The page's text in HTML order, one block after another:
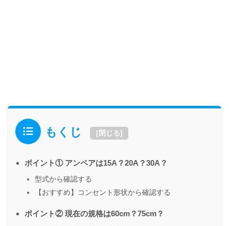
もくじ [閉じる]
ポイント① アンペアは15A？20A？30A？
型式から確認する
【おすすめ】コンセント形状から確認する
ポイント② 現在の規格は60cm？75cm？